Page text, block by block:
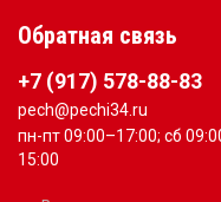
Обратная связь
+7 (917) 578-88-83
pech@pechi34.ru
пн-пт 09:00–17:00; сб
15:00